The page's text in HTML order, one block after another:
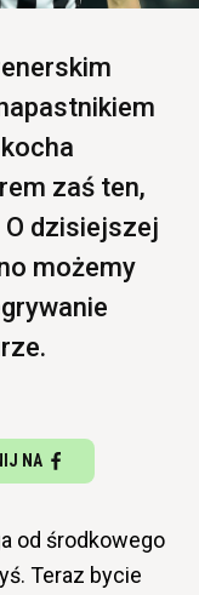
zaś ten,
dzisiejszej
możemy
NA
od środkowego
Teraz bycie